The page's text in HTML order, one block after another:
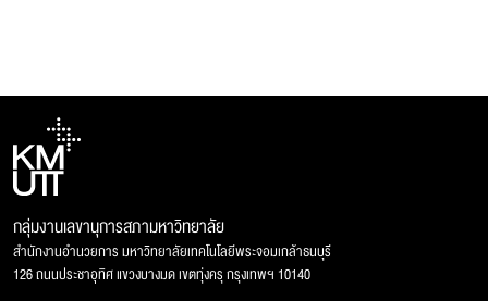
กลุ่มงานเลขานุการสภามหาวิทยาลัย
สำนักงานอำนวยการ มหาวิทยาลัยเทคโนโลยีพระจอมเกล้าธนบุรี
126 ถนนประชาอุทิศ แขวงบางมด เขตทุ่งครุ กรุงเทพฯ 10140